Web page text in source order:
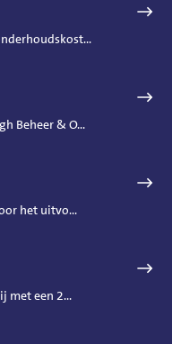
Beheer & O...
het uitvo...
met een 2...